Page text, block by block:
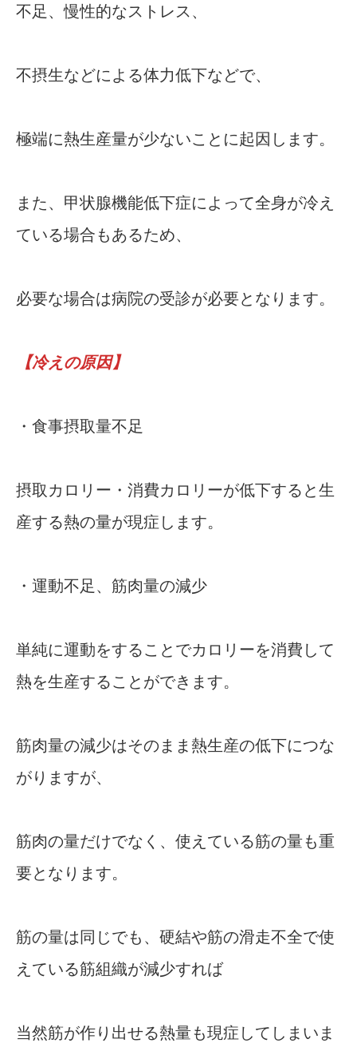
不足、慢性的なストレス、
不摂生などによる体力低下などで、
極端に熱生産量が少ないことに起因します。
また、甲状腺機能低下症によって全身が冷え
ている場合もあるため、
必要な場合は病院の受診が必要となります。
【冷えの原因】
・食事摂取量不足
摂取カロリー・消費カロリーが低下すると生
産する熱の量が現症します。
・運動不足、筋肉量の減少
単純に運動をすることでカロリーを消費して
熱を生産することができます。
筋肉量の減少はそのまま熱生産の低下につな
がりますが、
筋肉の量だけでなく、使えている筋の量も重
要となります。
筋の量は同じでも、硬結や筋の滑走不全で使
えている筋組織が減少すれば
当然筋が作り出せる熱量も現症してしまいま